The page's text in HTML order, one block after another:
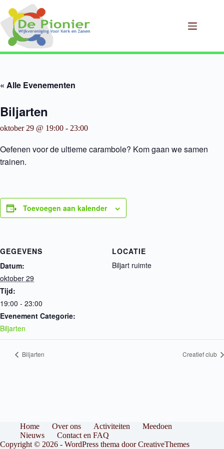
naar
de
inhoud
« Alle Evenementen
Biljarten
oktober 29 @ 19:00 - 23:00
Oefenen voor de ultieme carambole? Kom gaan we samen
trainen.
Toevoegen aan kalender
GEGEVENS
Datum:
oktober 29
Tijd:
19:00 - 23:00
Evenement Categorie:
Biljarten
LOCATIE
Biljart ruimte
Biljarten Creatief club
Home Over ons Activiteiten
Meedoen
Nieuws
Contact en FAQ
Copyright © 2026 - WordPress thema doorCreativeThemes